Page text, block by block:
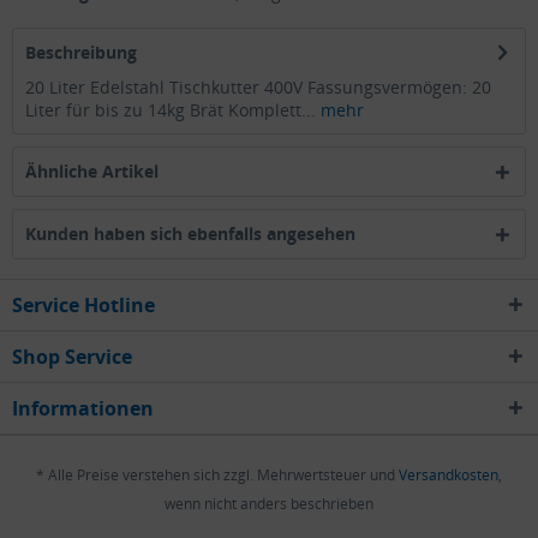
Beschreibung
20 Liter Edelstahl Tischkutter 400V Fassungsvermögen: 20
Liter für bis zu 14kg Brät Komplett... mehr
Ähnliche Artikel
Kunden haben sich ebenfalls angesehen
Service Hotline
Shop Service
Informationen
* Alle Preise verstehen sich zzgl. Mehrwertsteuer und Versandkosten,
wenn nicht anders beschrieben